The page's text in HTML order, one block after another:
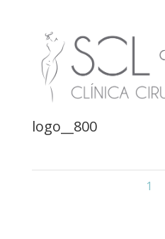
logo__800
1